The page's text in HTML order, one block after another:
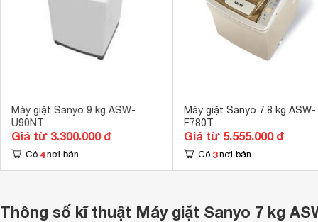
Máy giặt Sanyo 9 kg ASW-
U90NT
Giá từ 3.300.000 đ
Có 4 nơi bán
Máy giặt Sanyo 7.8 kg ASW-
F780T
Giá từ 5.555.000 đ
Có 3 nơi bán
Thông số kĩ thuật Máy giặt Sanyo 7 kg